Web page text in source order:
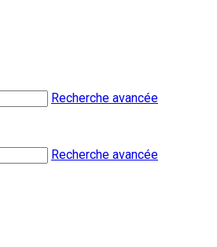
Recherche avancée
Recherche avancée